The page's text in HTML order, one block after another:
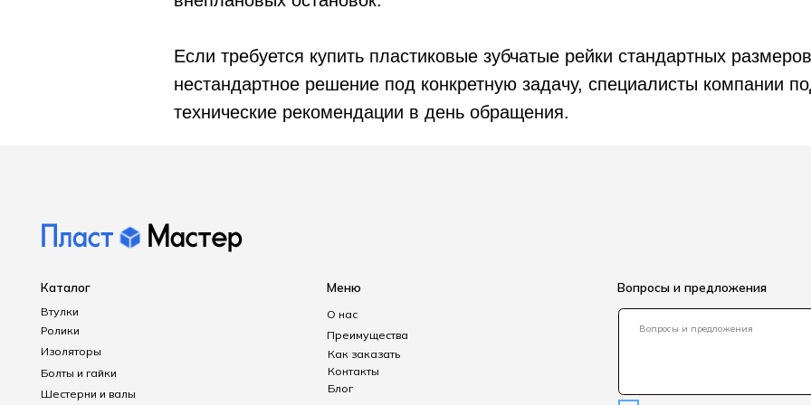
Если требуется купить пластиковые зубчатые рейки стандартных
нестандартное решение под конкретную задачу, специалисты компании
технические рекомендации в день обращения.
Я согласен с политикой конфиденциальности
Задать вопрос
Пробки и заглушки резьбовые